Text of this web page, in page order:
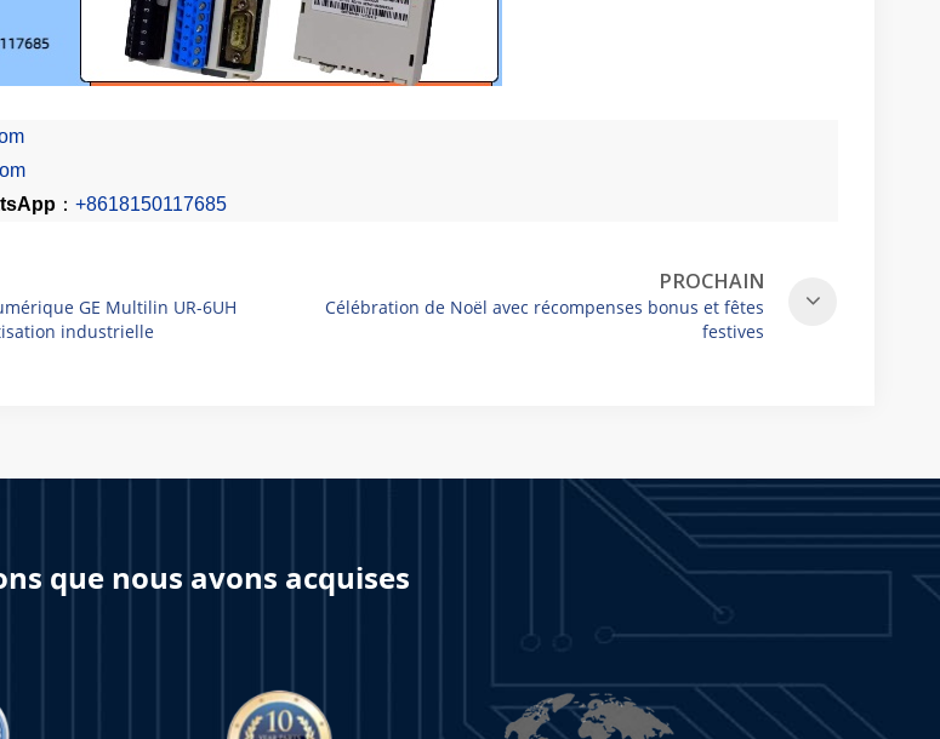
：+8618150117685
GE Multilin UR-6UH
industrielle
PROCHAIN
Célébration de Noël avec récompenses bonus et fêtes
festives
que nous avons acquises